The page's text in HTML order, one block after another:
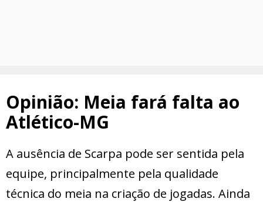
Opinião: Meia fará falta ao
Atlético-MG
A ausência de Scarpa pode ser sentida pela
equipe, principalmente pela qualidade
técnica do meia na criação de jogadas. Ainda